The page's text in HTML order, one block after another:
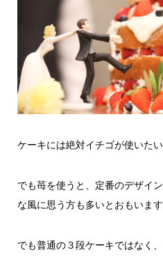
ケーキには絶対イチゴが使いた
でも苺を使うと、定番のデザイ
な風に思う方も多いとおもいます
でも普通の３段ケーキではなく